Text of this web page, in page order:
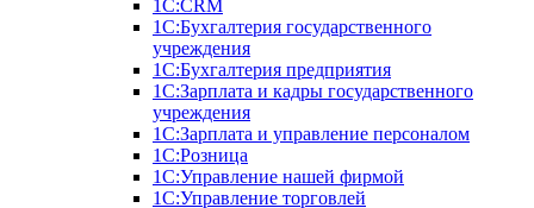
1С:CRM
1С:Бухгалтерия государственного
учреждения
1С:Бухгалтерия предприятия
1С:Зарплата и кадры государственного
учреждения
1С:Зарплата и управление персоналом
1С:Розница
1С:Управление нашей фирмой
1С:Управление торговлей